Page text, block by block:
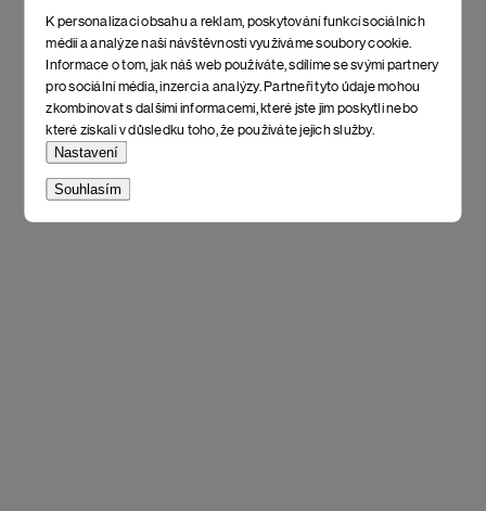
K personalizaci obsahu a reklam, poskytování funkcí sociálních
médií a analýze naší návštěvnosti využíváme soubory cookie.
Informace o tom, jak náš web používáte, sdílíme se svými partnery
pro sociální média, inzerci a analýzy. Partneři tyto údaje mohou
zkombinovat s dalšími informacemi, které jste jim poskytli nebo
které získali v důsledku toho, že používáte jejich služby.
Nastavení
Souhlasím